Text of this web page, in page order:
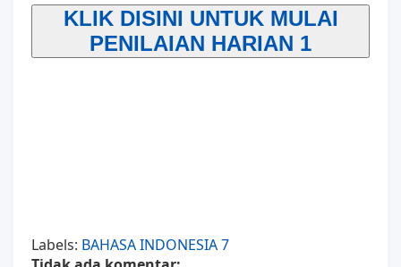
KLIK DISINI UNTUK MULAI
PENILAIAN HARIAN 1
Labels: BAHASA INDONESIA 7